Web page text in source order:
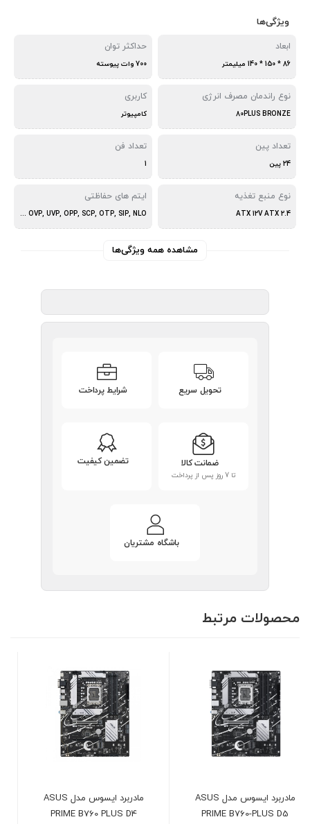
ویژگی‌ها
ابعاد
86 * 150 * 140 میلیمتر
حداکثر توان
700 وات پیوسته
نوع راندمان مصرف انرژی
80PLUS BRONZE
کاربری
کامپیوتر
تعداد پین
24 پین
تعداد فن
1
نوع منبع تغذیه
ATX 12V ATX 2.4
ایتم های حفاظتی
OCP, OVP, UVP, OPP, SCP, OTP, SIP, NLO
مشاهده همه ویژگی‌ها
تحویل سریع شرایط پرداخت
ضمانت کالا
تا 7 روز پس از پرداخت
تضمین کیفیت
باشگاه مشتریان
محصولات مرتبط
PRIME B760 PLUS D4
مانیتور 22 اینچ ال جی مدل
LG 22U401A-B